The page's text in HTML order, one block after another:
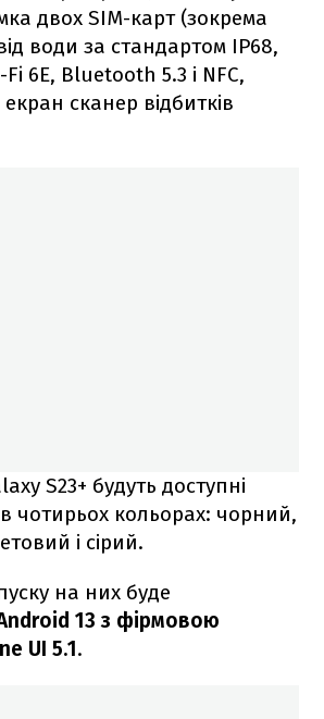
двох SIM-карт (зокрема
води за стандартом IP68,
Fi 6E, Bluetooth 5.3 і NFC,
сканер відбитків
S23+ будуть доступні
чотирьох кольорах: чорний,
і сірий.
на них буде
13 з фірмовою
UI 5.1.